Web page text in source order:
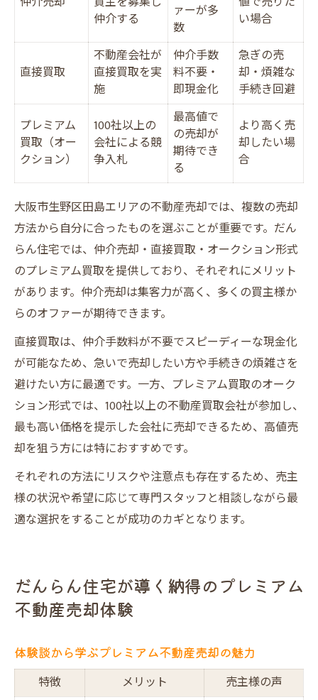
仲介する
ァーが多
数
い場合
直接買取
不動産会社が
直接買取を実
施
仲介手数
料不要・
即現金化
急ぎの売
却・煩雑な
手続き回避
プレミアム
買取（オー
クション）
100社以上の
会社による競
争入札
最高値で
の売却が
期待でき
る
より高く売
却したい場
合
大阪市生野区田島エリアの不動産売却では、複数の売却
方法から自分に合ったものを選ぶことが重要です。だん
らん住宅では、仲介売却・直接買取・オークション形式
のプレミアム買取を提供しており、それぞれにメリット
があります。仲介売却は集客力が高く、多くの買主様か
らのオファーが期待できます。
直接買取は、仲介手数料が不要でスピーディーな現金化
が可能なため、急いで売却したい方や手続きの煩雑さを
避けたい方に最適です。一方、プレミアム買取のオーク
ション形式では、100社以上の不動産買取会社が参加し、
最も高い価格を提示した会社に売却できるため、高値売
却を狙う方には特におすすめです。
それぞれの方法にリスクや注意点も存在するため、売主
様の状況や希望に応じて専門スタッフと相談しながら最
適な選択をすることが成功のカギとなります。
だんらん住宅が導く納得のプレミアム
不動産売却体験
体験談から学ぶプレミアム不動産売却の魅力
特徴 メリット
売主様の声